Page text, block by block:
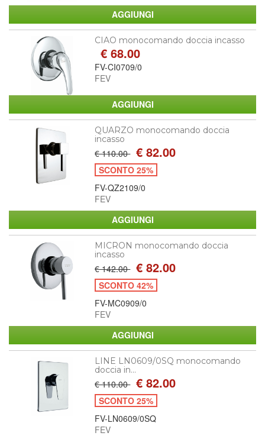
CIAO monocomando doccia incasso
€ 68.00
FV-CI0709/0
FEV
QUARZO monocomando doccia
incasso
€ 110.00 € 82.00
SCONTO 25%
FV-QZ2109/0
FEV
MICRON monocomando doccia
incasso
€ 142.00 € 82.00
SCONTO 42%
FV-MC0909/0
FEV
LINE LN0609/0SQ monocomando
doccia in...
€ 110.00 € 82.00
SCONTO 25%
FV-LN0609/0SQ
FEV